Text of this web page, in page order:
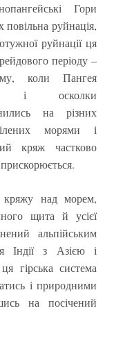
Гори
повільна руйнація,
руйнації ця
періоду –
коли Пангея
і осколки
на різних
морями і
кряж частково
кряжу над морем,
щита й усієї
альпійським
Індії з Азією і
гірська система
і природними
на посічений